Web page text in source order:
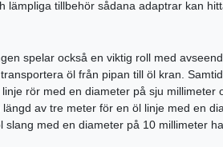
lämpliga tillbehör sådana adaptrar kan
spelar också en viktig roll med
öl från pipan till öl kran.
rör med en diameter på sju millimeter
av tre meter för en öl linje med en
med en diameter på 10 millimeter